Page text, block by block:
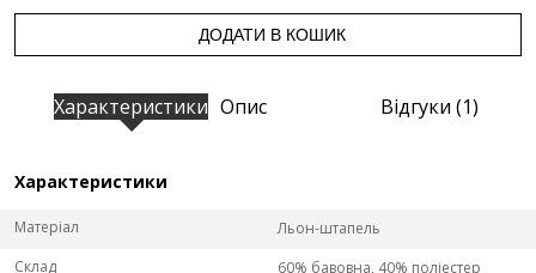
ДОДАТИ В КОШИК
Характеристики Опис Відгуки (1)
Характеристики
Матеріал
Льон-штапель
Склад
60% бавовна, 40% поліестер